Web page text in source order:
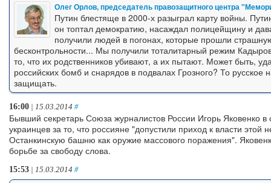
Олег Орлов, председатель правозащитного центра
Путин блестяще в 2000-х разыграл карту войны.
он топтал демократию, насаждал полицейщину и
получили людей в погонах, которые прошли
бесконтрольности... Мы получили тоталитарный режим
то, что их родственников убивают, а их пытают. Может быть,
российских бомб и снарядов в подвалах Грозного? То русское
защищать.
16:00 | 15.03.2014 #
Бывший секретарь Союза журналистов России Игорь Яковенко
украинцев за то, что россияне "допустили приход к власти этой
Останкинскую башню как оружие массового поражения".
борьбе за свободу слова.
15:53 | 15.03.2014 #